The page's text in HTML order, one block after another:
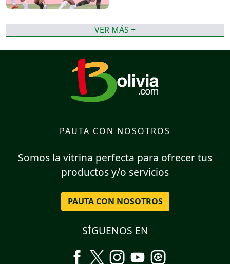
VER MÁS +
PAUTA CON NOSOTROS
Somos la vitrina perfecta para ofrecer tus
productos y/o servicios
PAUTA CON NOSOTROS
SÍGUENOS EN